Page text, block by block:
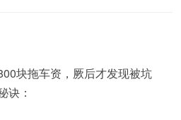
块拖车资，厥后才发现被坑
诀：